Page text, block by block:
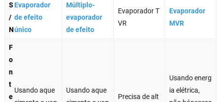
S
/
N
Evaporador
de efeito
único
Múltiplo-
evaporador
de efeito
Evaporador T
VR
Evaporador
MVR
F
o
n
t
e
Usando aque
Usando aque
Precisa de alt
Usando energ
ia elétrica,